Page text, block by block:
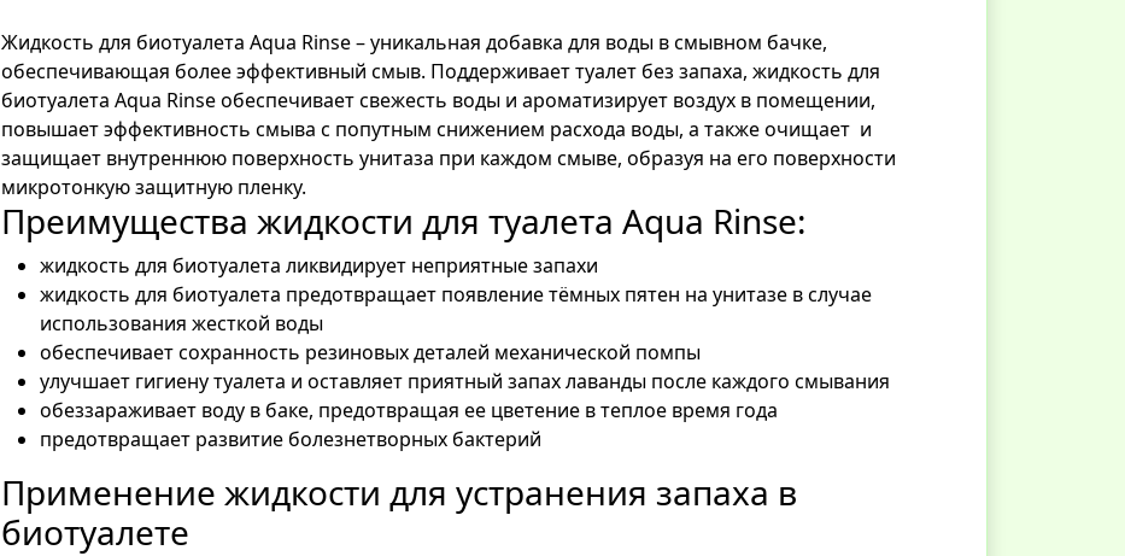
Жидкость для биотуалета Aqua Rinse – уникальная добавка для воды в смывном бачке,
обеспечивающая более эффективный смыв. Поддерживает туалет без запаха, жидкость для
биотуалета Aqua Rinse обеспечивает свежесть воды и ароматизирует воздух в помещении,
повышает эффективность смыва с попутным снижением расхода воды, а также очищает и
защищает внутреннюю поверхность унитаза при каждом смыве, образуя на его поверхности
микротонкую защитную пленку.
Преимущества жидкости для туалета Aqua Rinse:
жидкость для биотуалета ликвидирует неприятные запахи
жидкость для биотуалета предотвращает появление тёмных пятен на унитазе в случае
использования жесткой воды
обеспечивает сохранность резиновых деталей механической помпы
улучшает гигиену туалета и оставляет приятный запах лаванды после каждого смывания
обеззараживает воду в баке, предотвращая ее цветение в теплое время года
предотвращает развитие болезнетворных бактерий
Применение жидкости для устранения запаха в
биотуалете